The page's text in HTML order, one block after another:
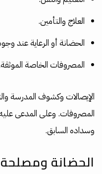
العلاج والتأمين.
الحضانة أو الرعاية عند
المصروفات الخاصة
الإيصالات وكشوف المدرسة
المصروفات. وعلى المدعى عليه
وسداده السابق.
الحضانة